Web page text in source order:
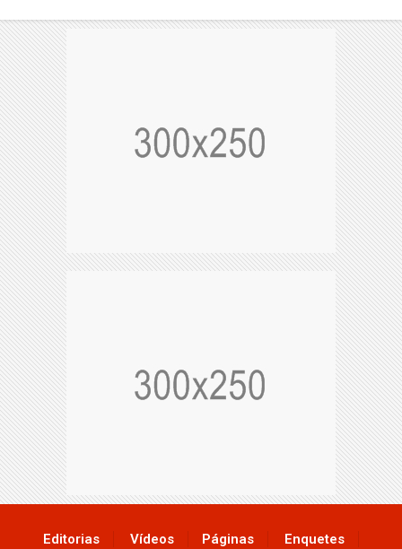
Editorias Vídeos Páginas Enquetes